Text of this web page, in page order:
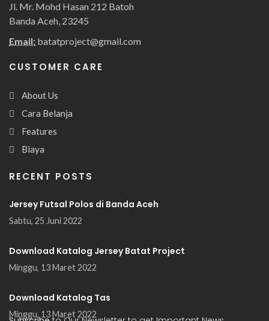
Jl. Mr. Mohd Hasan 212 Batoh
Banda Aceh, 23245
Email: batatproject@gmail.com
CUSTOMER CARE
About Us
Cara Belanja
Features
Biaya
RECENT POSTS
Jersey Futsal Polos di Banda Aceh
Sabtu, 25 Juni 2022
Download Katalog Jersey Batat Project
Minggu, 13 Maret 2022
Download Katalog Tas
Minggu, 13 Maret 2022